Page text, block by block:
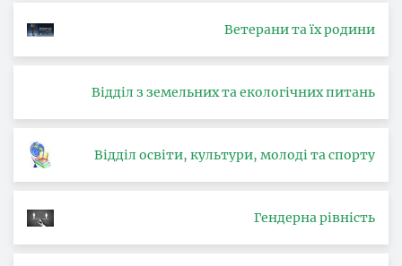
Ветерани та їх родини
Відділ з земельних та екологічних питань
Відділ освіти, культури, молоді та спорту
Гендерна рівність